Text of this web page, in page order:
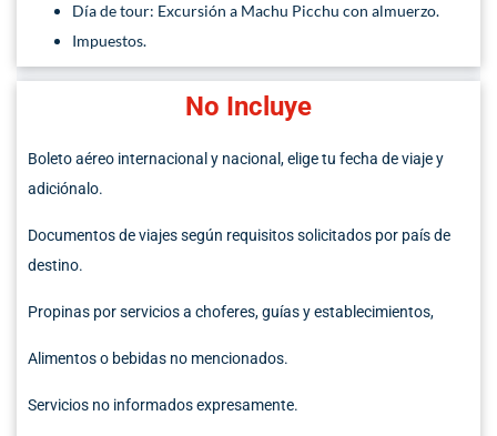
Día de tour: Excursión a Machu Picchu con almuerzo.
Impuestos.
No Incluye
Boleto aéreo internacional y nacional, elige tu fecha de viaje y
adiciónalo.
Documentos de viajes según requisitos solicitados por país de
destino.
Propinas por servicios a choferes, guías y establecimientos,
Alimentos o bebidas no mencionados.
Servicios no informados expresamente.